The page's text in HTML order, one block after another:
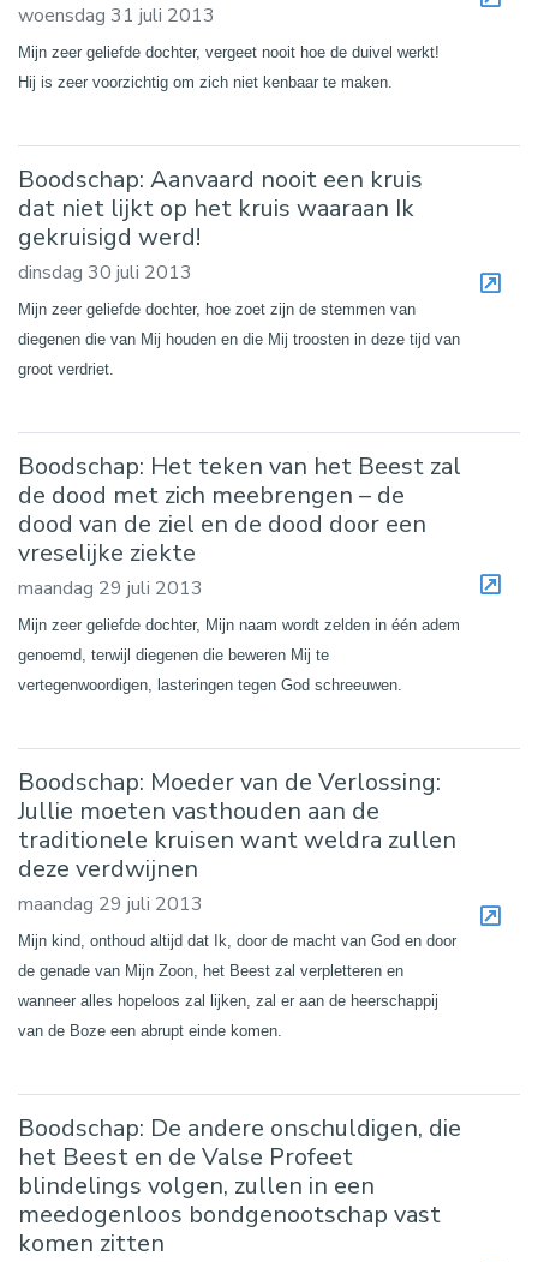
woensdag 31 juli 2013
Mijn zeer geliefde dochter, vergeet nooit hoe de duivel werkt!
Hij is zeer voorzichtig om zich niet kenbaar te maken.
Boodschap: Aanvaard nooit een kruis
dat niet lijkt op het kruis waaraan Ik
gekruisigd werd!
dinsdag 30 juli 2013
Mijn zeer geliefde dochter, hoe zoet zijn de stemmen van
diegenen die van Mij houden en die Mij troosten in deze tijd van
groot verdriet.
Boodschap: Het teken van het Beest zal
de dood met zich meebrengen – de
dood van de ziel en de dood door een
vreselijke ziekte
maandag 29 juli 2013
Mijn zeer geliefde dochter, Mijn naam wordt zelden in één adem
genoemd, terwijl diegenen die beweren Mij te
vertegenwoordigen, lasteringen tegen God schreeuwen.
Boodschap: Moeder van de Verlossing:
Jullie moeten vasthouden aan de
traditionele kruisen want weldra zullen
deze verdwijnen
maandag 29 juli 2013
Mijn kind, onthoud altijd dat Ik, door de macht van God en door
de genade van Mijn Zoon, het Beest zal verpletteren en
wanneer alles hopeloos zal lijken, zal er aan de heerschappij
van de Boze een abrupt einde komen.
Boodschap: De andere onschuldigen, die
het Beest en de Valse Profeet
blindelings volgen, zullen in een
meedogenloos bondgenootschap vast
komen zitten